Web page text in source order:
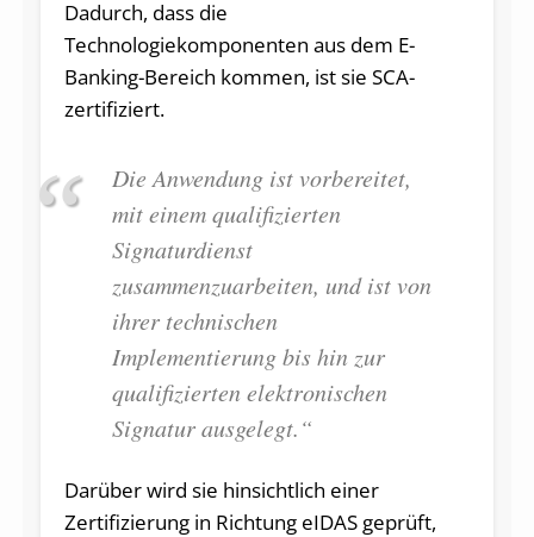
Dadurch, dass die
Technologiekomponenten aus dem E-
Banking-Bereich kommen, ist sie SCA-
zertifiziert.
Die Anwendung ist vorbereitet,
mit einem qualifizierten
Signaturdienst
zusammenzuarbeiten, und ist von
ihrer technischen
Implementierung bis hin zur
qualifizierten elektronischen
Signatur ausgelegt.“
Darüber wird sie hinsichtlich einer
Zertifizierung in Richtung eIDAS geprüft,